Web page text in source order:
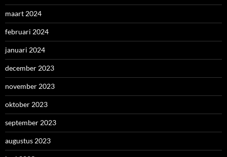
maart 2024
februari 2024
januari 2024
december 2023
november 2023
oktober 2023
september 2023
augustus 2023